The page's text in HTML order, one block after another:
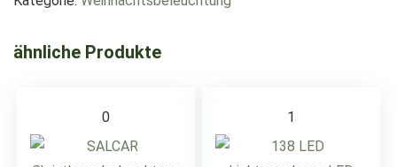
ähnliche Produkte
0 1